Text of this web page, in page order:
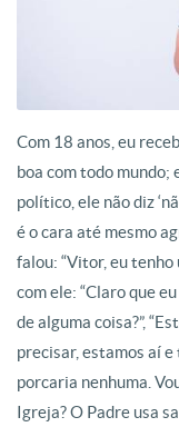
Com 18 anos, eu
boa com todo mundo;
político, ele não diz
é o cara até mesmo
falou: “Vitor, eu tenho
com ele: “Claro que
de alguma coisa?”,
precisar, estamos aí
porcaria nenhuma.
Igreja? O Padre usa